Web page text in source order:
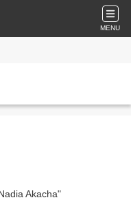
MENU